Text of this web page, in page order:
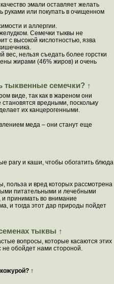
эмали оставляет желать
руками или покупать в очищенном
и аллергии.
Семечки тыквы не
с высокой кислотностью, язва
нельзя съедать более горстки
жирами (46% жиров) и очень
тыквенные семечки? ↑
виде, так как в жареном они
вредными, поскольку
их канцерогенными.
меда – они станут еще
рагу и каши, чтобы обогатить блюда
польза и вред которых рассмотрена
питательными и лечебными
и принимать во внимание
и тогда этот дар природы пойдет
тыквы ↑
вопросы, которые касаются этих
обойдет нами стороной.
↑